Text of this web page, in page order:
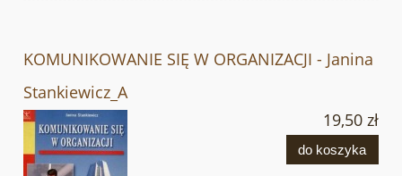
KOMUNIKOWANIE SIĘ W ORGANIZACJI - Janina
Stankiewicz_A
19,50 zł
do koszyka